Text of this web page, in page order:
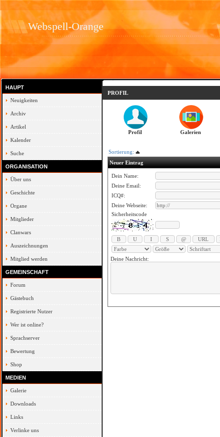
Webspell-Orange
HAUPT
Neuigkeiten
Archiv
Artikel
Kalender
Suche
ORGANISATION
Über uns
Geschichte
Organe
Mitglieder
Clanwars
Auszeichnungen
Mitglied werden
GEMEINSCHAFT
Forum
Gästebuch
Registrierte Nutzer
Wer ist online?
Sprachserver
Bewertung
Shop
MEDIEN
Galerie
Downloads
Links
Verlinke uns
PROFIL
Profil Galerien
Sortierung:
Neuer Eintrag
Dein Name:
Deine Email:
ICQ#:
Deine Webseite:
Sicherheitscode
Deine Nachricht: